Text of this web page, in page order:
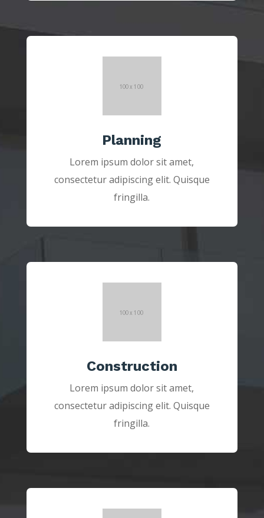
Planning
Lorem ipsum dolor sit amet,
consectetur adipiscing elit. Quisque
fringilla.
Construction
Lorem ipsum dolor sit amet,
consectetur adipiscing elit. Quisque
fringilla.